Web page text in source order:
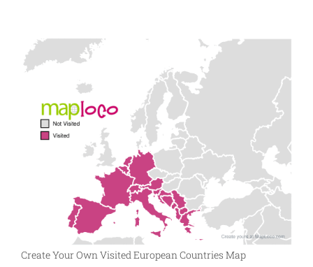
Create Your Own Visited European Countries Map